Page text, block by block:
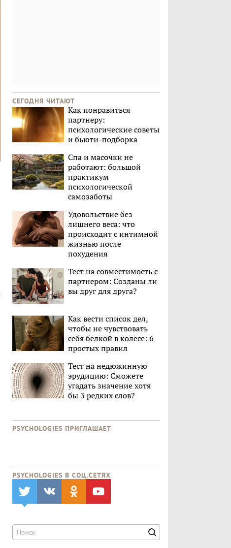
СЕГОДНЯ ЧИТАЮТ
Как понравиться
партнеру:
психологические советы
и бьюти-подборка
Спа и масочки не
работают: большой
практикум
психологической
самозаботы
Удовольствие без
лишнего веса: что
происходит с интимной
жизнью после
похудения
Тест на совместимость с
партнером: Созданы ли
вы друг для друга?
Как вести список дел,
чтобы не чувствовать
себя белкой в колесе: 6
простых правил
Тест на недюжинную
эрудицию: Сможете
угадать значение хотя
бы 3 редких слов?
PSYCHOLOGIES ПРИГЛАШАЕТ
PSYCHOLOGIES В CОЦ.СЕТЯХ